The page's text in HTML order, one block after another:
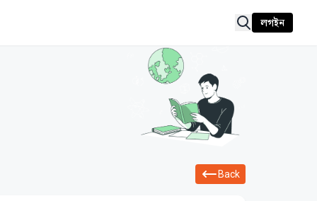
লগইন
Back